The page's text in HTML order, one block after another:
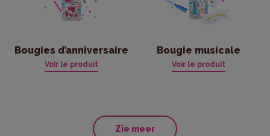
Bougies d’anniversaire
Voir le produit
Bougie musicale
Voir le produit
Zie meer